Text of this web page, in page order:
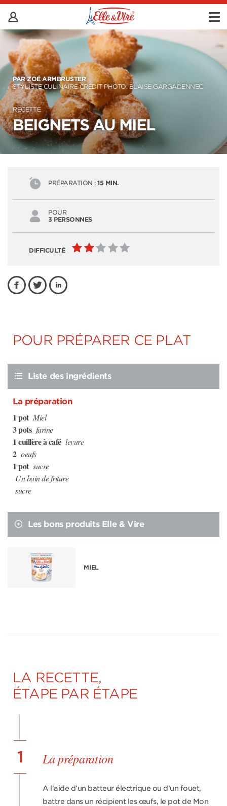
PAR ZOÉ ARMBRUSTER
STYLISTE CULINAIRE CRÉDIT PHOTO: BLAISE GARGADENNEC
RECETTE
BEIGNETS AU MIEL
PRÉPARATION : 15 MIN.
POUR
3 PERSONNES
DIFFICULTÉ
POUR PRÉPARER CE PLAT
Liste des ingrédients
La préparation
1 pot Miel
3 pots farine
1 cuillère à café levure
2 oeufs
1 pot sucre
Un bain de friture
sucre
Les bons produits Elle & Vire
MIEL
LA RECETTE,
ÉTAPE PAR ÉTAPE
1 La préparation
A l’aide d’un batteur électrique ou d’un fouet,
battre dans un récipient les œufs, le pot de Mon